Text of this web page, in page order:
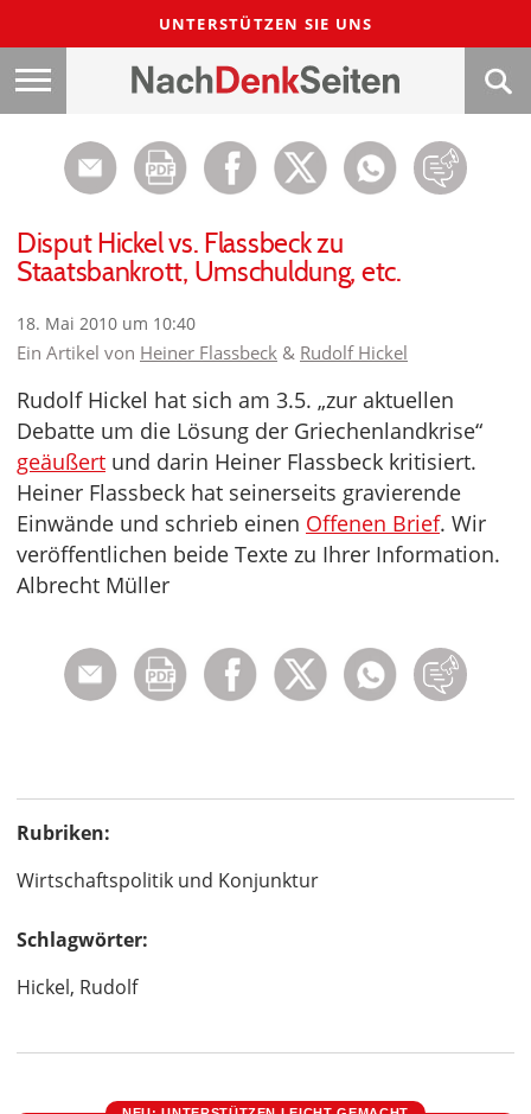
UNTERSTÜTZEN SIE UNS
Disput Hickel vs. Flassbeck zu
Staatsbankrott, Umschuldung, etc.
18. Mai 2010 um 10:40
Ein Artikel von Heiner Flassbeck & Rudolf Hickel
Rudolf Hickel hat sich am 3.5. „zur aktuellen
Debatte um die Lösung der Griechenlandkrise“
geäußert und darin Heiner Flassbeck kritisiert.
Heiner Flassbeck hat seinerseits gravierende
Einwände und schrieb einen Offenen Brief. Wir
veröffentlichen beide Texte zu Ihrer Information.
Albrecht Müller
Rubriken:
Wirtschaftspolitik und Konjunktur
Schlagwörter:
Hickel, Rudolf